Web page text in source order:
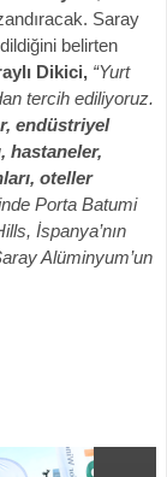
Saray
belirten
Dikici, “Yurt
tercih ediliyoruz.
endüstriyel
hastaneler,
oteller
Porta Batumi
İspanya’nın
Alüminyum’un